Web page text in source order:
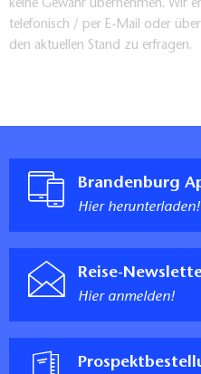
keine Gewähr übernehmen. Wir
telefonisch / per E-Mail oder
den aktuellen Stand zu erfragen.
Brandenburg
Hier herunterladen!
Reise-
Hier anmelden!